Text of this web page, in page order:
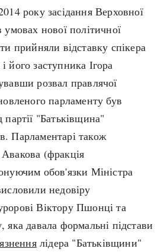
року засідання Верховної
нової політичної
прийняли відставку спікера
його заступника Ігора
розвал правлячої
парламенту був
"Батьківщина"
Парламентарі також
(фракція
обов'язки Міністра
недовіру
Віктору Пшонці та
яка давала формальні підстави
лідера "Батьківщини"